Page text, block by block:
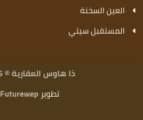
العين السخنة
المستقبل سيتي
ذا هاوس العقارية © 2026
تطوير Futurewep